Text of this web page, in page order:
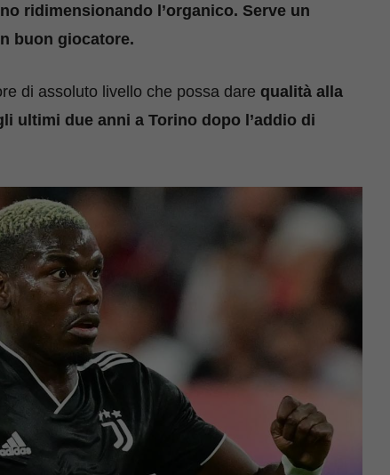
ridimensionando l’organico. Serve un
buon giocatore.
di assoluto livello che possa dare qualità alla
ultimi due anni a Torino dopo l’addio di